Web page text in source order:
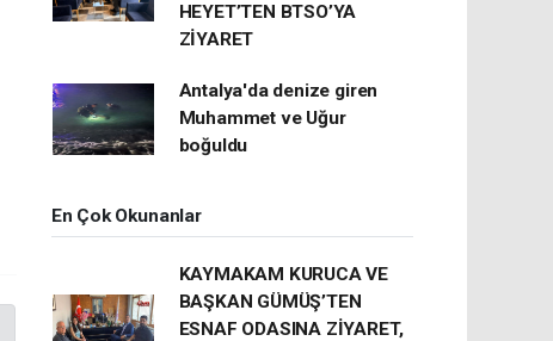
HEYET’TEN BTSO’YA
ZİYARET
Antalya'da denize giren
Muhammet ve Uğur
boğuldu
En Çok Okunanlar
KAYMAKAM KURUCA VE
BAŞKAN GÜMÜŞ’TEN
ESNAF ODASINA ZİYARET,